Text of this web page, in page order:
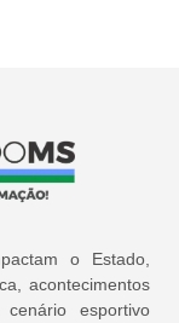
o Estado,
acontecimentos
esportivo